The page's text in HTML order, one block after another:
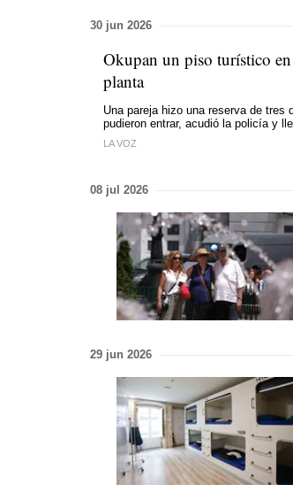
30 jun 2026
Okupan un piso turístico
planta
Una pareja hizo una reserva de
pudieron entrar, acudió la policía y
LA VOZ
08 jul 2026
29 jun 2026